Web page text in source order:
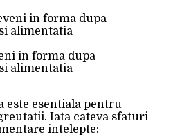
in forma dupa
alimentatia
este esentiala pentru
Iata cateva sfaturi
intelepte: